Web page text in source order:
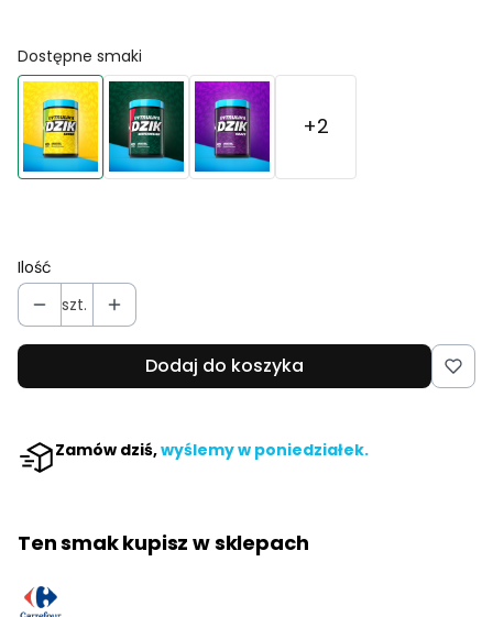
Dostępne smaki
+2
Ilość
szt.
Dodaj do koszyka
Zamów dziś,wyślemy w poniedziałek.
Ten smak kupisz w sklepach